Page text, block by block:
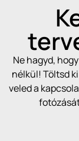
Ne hagyd,
nélkül! Töltsd
veled a